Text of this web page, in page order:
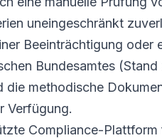
uneingeschränkt
Beeinträchtigung oder
Bundesamtes
die methodische
Verfügung.
Compliance-